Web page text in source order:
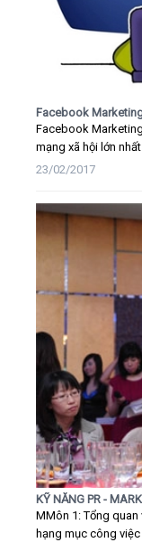
Facebook
Facebook
mạng xã hội lớn
23/02/2017
KỸ NĂNG PR -
MMôn 1: Tổng
hạng mục công việc